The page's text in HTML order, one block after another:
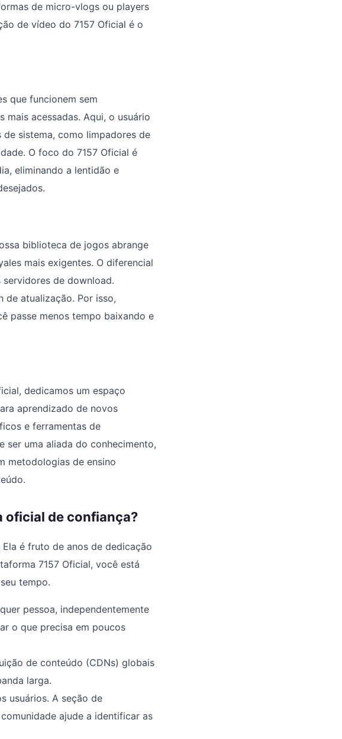
de micro-vlogs ou players
de vídeo do 7157 Oficial é o
que funcionem sem
mais acessadas. Aqui, o usuário
sistema, como limpadores de
O foco do 7157 Oficial é
eliminando a lentidão e
biblioteca de jogos abrange
mais exigentes. O diferencial
de download.
de atualização. Por isso,
passe menos tempo baixando e
dedicamos um espaço
aprendizado de novos
e ferramentas de
ser uma aliada do conhecimento,
metodologias de ensino
oficial de confiança?
é fruto de anos de dedicação
7157 Oficial, você está
tempo.
pessoa, independentemente
o que precisa em poucos
de conteúdo (CDNs) globais
larga.
usuários. A seção de
ajude a identificar as